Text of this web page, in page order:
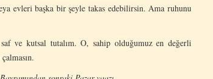
evleri başka bir şeyle takas edebilirsin. Ama ruhunu
ve kutsal tutalım. O, sahip olduğumuz en değerli